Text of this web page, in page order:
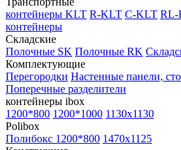
контейнеры KLT R-KLT C-KLT RL-
контейнеры
Складские
Полочные SK Полочные RK
Комплектующие
Перегородки Настенные панели,
Поперечные разделители
контейнеры ibox
1200*800 1200*1000 1130x1130
Polibox
Полибокс 1200*800 1470х1125